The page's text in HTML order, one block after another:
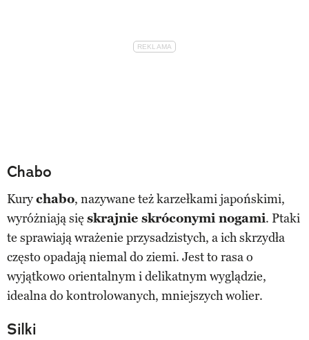
Chabo
Kurychabo, nazywane też karzełkami japońskimi,
wyróżniają się skrajnie skróconymi nogami. Ptaki
te sprawiają wrażenie przysadzistych, a ich skrzydła
często opadają niemal do ziemi. Jest to rasa o
wyjątkowo orientalnym i delikatnym wyglądzie,
idealna do kontrolowanych, mniejszych wolier.
Silki